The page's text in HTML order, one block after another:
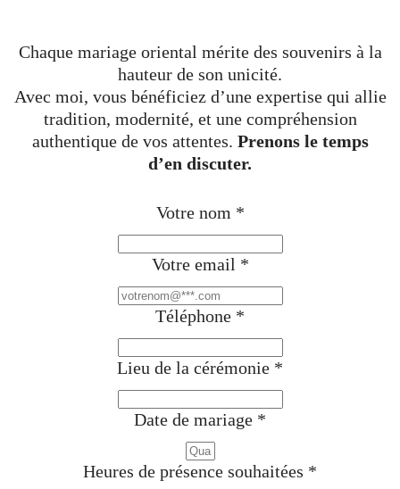
Chaque mariage oriental mérite des souvenirs à la
hauteur de son unicité.
Avec moi, vous bénéficiez d’une expertise qui allie
tradition, modernité, et une compréhension
authentique de vos attentes. Prenons le temps
d’en discuter.
Votre nom *
Votre email *
Téléphone *
Lieu de la cérémonie *
Date de mariage *
Heures de présence souhaitées *